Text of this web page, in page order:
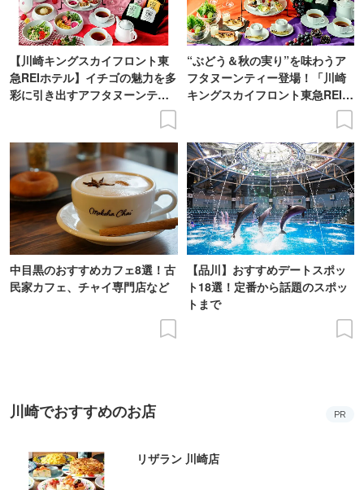
【川崎キングスカイフロント東
急REIホテル】イチゴの魅力を多
彩に引き出すアフタヌーンティ
“ぶどう＆秋の実り”を味わうア
フタヌーンティー登場！「川崎
キングスカイフロント東急REIホ
中目黒のおすすめカフェ8選！古
民家カフェ、チャイ専門店など
【品川】おすすめデートスポッ
ト18選！定番から話題のスポッ
トまで
川崎でおすすめのお店 PR
リザラン 川崎店